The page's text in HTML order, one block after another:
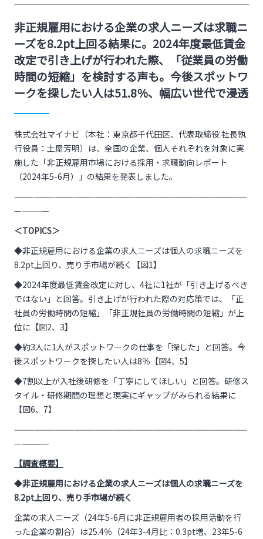
非正規雇用における企業の求人ニーズは求職ニ
ーズを8.2pt上回る結果に。2024年度最低賃金
改定で引き上げが行われた際、「従業員の労働
時間の短縮」を検討する声も。今後スポットワ
ークを探したい人は51.8％、幅広い世代で浸透
株式会社マイナビ（本社：東京都千代田区、代表取締役 社長執
行役員：土屋芳明）は、全国の企業、個人それぞれを対象に実
施した「非正規雇用市場における採用・求職動向レポート
（2024年5-6月）」の結果を発表しました。
———————————————————————————————————
—————
＜TOPICS＞
◆非正規雇用における企業の求人ニーズは個人の求職ニーズを
8.2pt上回り、売り手市場が続く【図1】
◆2024年度最低賃金改定に対し、4社に1社が「引き上げるべき
ではない」と回答。引き上げが行われた際の対応策では、「正
社員の労働時間の短縮」「非正規社員の労働時間の短縮」が上
位に【図2、3】
◆約3人に1人がスポットワークの仕事を「探した」と回答。今
後スポットワークを探したい人は8％【図4、5】
◆7割以上が入社後研修を「丁寧にしてほしい」と回答。研修ス
タイル・研修期間の理想と現実にギャップがみられる結果に
【図6、7】
———————————————————————————————————
—————
【調査概要】
◆非正規雇用における企業の求人ニーズは個人の求職ニーズを
8.2pt上回り、売り手市場が続く
企業の求人ニーズ（24年5-6月に非正規雇用者の採用活動を行
った企業の割合）は25.4％（24年3-4月比：0.3pt増、23年5-6